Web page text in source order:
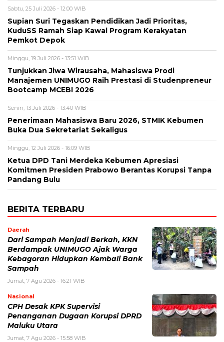
Sabtu, 25 Juli 2026 - 12:00 WIB
Supian Suri Tegaskan Pendidikan Jadi Prioritas,
KuduSS Ramah Siap Kawal Program Kerakyatan
Pemkot Depok
Minggu, 19 Juli 2026 - 13:51 WIB
Tunjukkan Jiwa Wirausaha, Mahasiswa Prodi
Manajemen UNIMUGO Raih Prestasi di Studenpreneur
Bootcamp MCEBI 2026
Senin, 13 Juli 2026 - 13:40 WIB
Penerimaan Mahasiswa Baru 2026, STMIK Kebumen
Buka Dua Sekretariat Sekaligus
Minggu, 12 Juli 2026 - 16:09 WIB
Ketua DPD Tani Merdeka Kebumen Apresiasi
Komitmen Presiden Prabowo Berantas Korupsi Tanpa
Pandang Bulu
BERITA TERBARU
Daerah
Dari Sampah Menjadi Berkah, KKN
Berdampak UNIMUGO Ajak Warga
Kebagoran Hidupkan Kembali Bank
Sampah
Jumat, 7 Agu 2026 - 16:21 WIB
Nasional
CPH Desak KPK Supervisi
Penanganan Dugaan Korupsi DPRD
Maluku Utara
Jumat, 7 Agu 2026 - 15:58 WIB